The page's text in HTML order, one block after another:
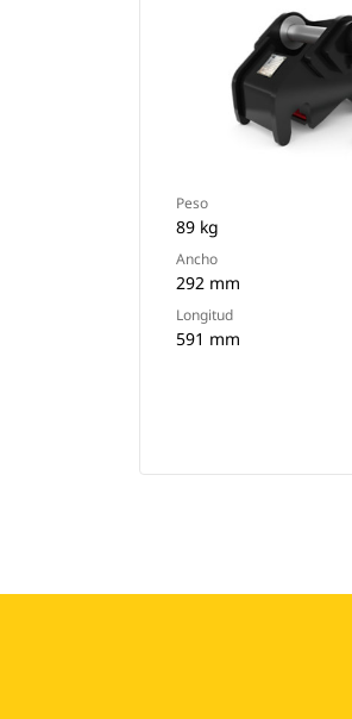
Peso
89 kg
Ancho
292 mm
Longitud
591 mm